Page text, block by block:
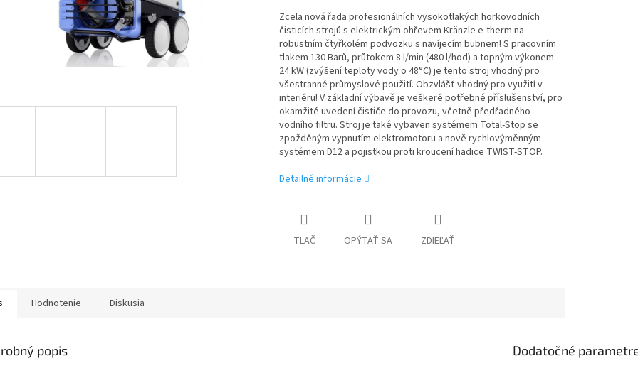
Zcela nová řada profesionálních vysokotlakých horkovodních
čisticích strojů s elektrickým ohřevem Kränzle e-therm na
robustním čtyřkolém podvozku s navíjecím bubnem! S pracovním
tlakem 130 Barů, průtokem 8 l/min (480 l/hod) a topným výkonem
24 kW (zvýšení teploty vody o 48°C) je tento stroj vhodný pro
všestranné průmyslové použití. Obzvlášť vhodný pro využití v
interiéru! V základní výbavě je veškeré potřebné příslušenství, pro
okamžité uvedení čističe do provozu, včetně předřadného
vodního filtru. Stroj je také vybaven systémem Total-Stop se
zpožděným vypnutím elektromotoru a nově rychlovýměnným
systémem D12 a pojistkou proti kroucení hadice TWIST-STOP.
Detailné informácie
TLAČ OPÝTAŤ SA ZDIEĽAŤ
Hodnotenie Diskusia
popis Dodatočné